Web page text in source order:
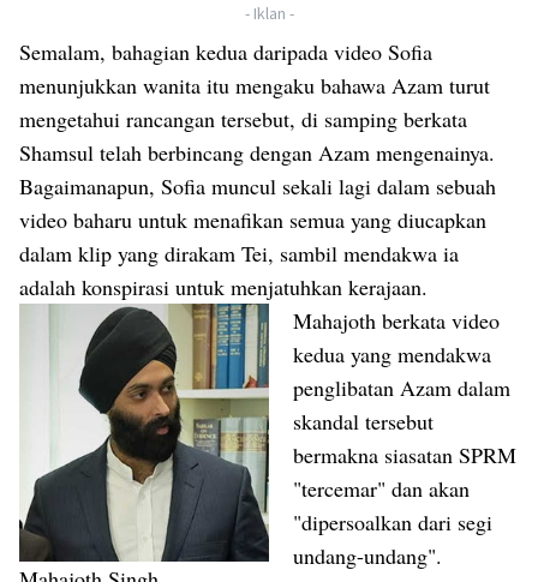
- Iklan -
Semalam, bahagian kedua daripada video Sofia
menunjukkan wanita itu mengaku bahawa Azam turut
mengetahui rancangan tersebut, di samping berkata
Shamsul telah berbincang dengan Azam mengenainya.
Bagaimanapun, Sofia muncul sekali lagi dalam sebuah
video baharu untuk menafikan semua yang diucapkan
dalam klip yang dirakam Tei, sambil mendakwa ia
adalah konspirasi untuk menjatuhkan kerajaan.
Mahajoth berkata video
kedua yang mendakwa
penglibatan Azam dalam
skandal tersebut
bermakna siasatan SPRM
"tercemar" dan akan
"dipersoalkan dari segi
undang-undang".